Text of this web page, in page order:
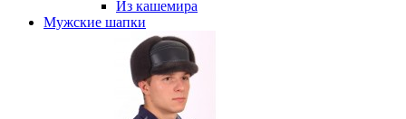
Из кашемира
Мужские шапки